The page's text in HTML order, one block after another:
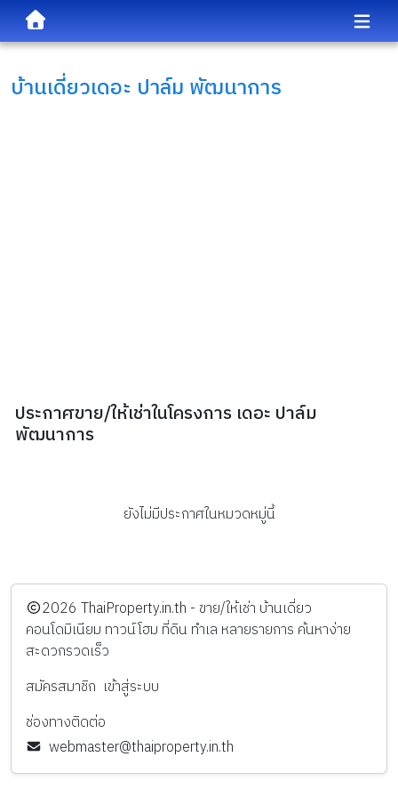
บ้านเดี่ยวเดอะ ปาล์ม พัฒนาการ
ประกาศขาย/ให้เช่าในโครงการ เดอะ ปาล์ม
พัฒนาการ
ยังไม่มีประกาศในหมวดหมู่นี้
️2026 ThaiProperty.in.th - ขาย/ให้เช่า บ้านเดี่ยว
คอนโดมิเนียม ทาวน์โฮม ที่ดิน ทำเล หลายรายการ ค้นหาง่าย
สะดวกรวดเร็ว
สมัครสมาชิก เข้าสู่ระบบ
ช่องทางติดต่อ
webmaster@thaiproperty.in.th